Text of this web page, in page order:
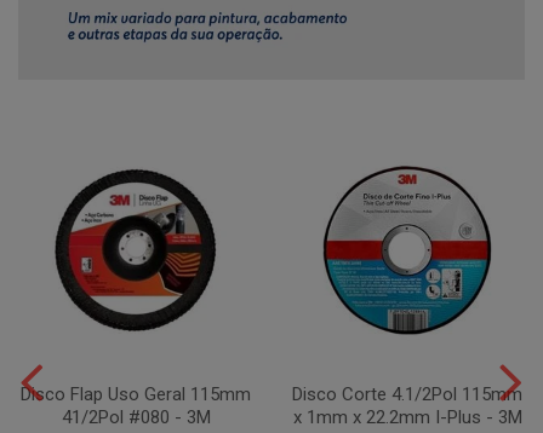
Disco Flap Uso Geral 115mm
41/2Pol #080 - 3M
Disco Corte 4.1/2Pol 115mm
x 1mm x 22.2mm I-Plus - 3M